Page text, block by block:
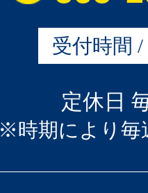
受付時間 /
定休日
※時期により毎